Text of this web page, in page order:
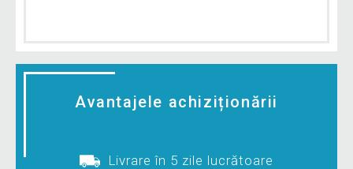
Avantajele achiziționării
Livrare în 5 zile lucrătoare